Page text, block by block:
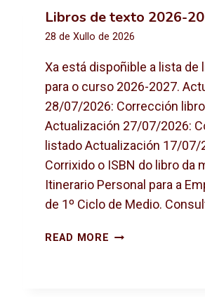
Libros de texto 2026-
28 de Xullo de 2026
Xa está dispoñible a lista de
para o curso 2026-2027.
28/07/2026: Corrección
Actualización 27/07/2026:
listado Actualización 17/07/
Corrixido o ISBN do libro da
Itinerario Personal para a
de 1º Ciclo de Medio.
READ MORE L